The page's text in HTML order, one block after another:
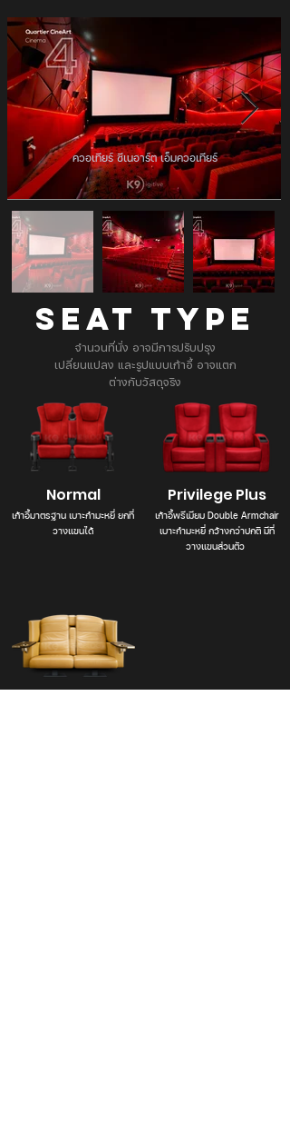
ควอเทียร์ ซีเนอาร์ต เอ็มควอเทียร์
SEAT TYPE
จำนวนที่นั่ง อาจมีการปรับปรุง
เปลี่ยนแปลง และรูปแบบเก้าอี้ อาจแตก
ต่างกับวัสดุจริง
Normal
เก้าอี้มาตรฐาน เบาะกำมะหยี่ ยกที่
วางแขนได้
Privilege Plus
เก้าอี้พรีเมียม Double Armchair
เบาะกำมะหยี่ กว้างกว่าปกติ มีที่
วางแขนส่วนตัว